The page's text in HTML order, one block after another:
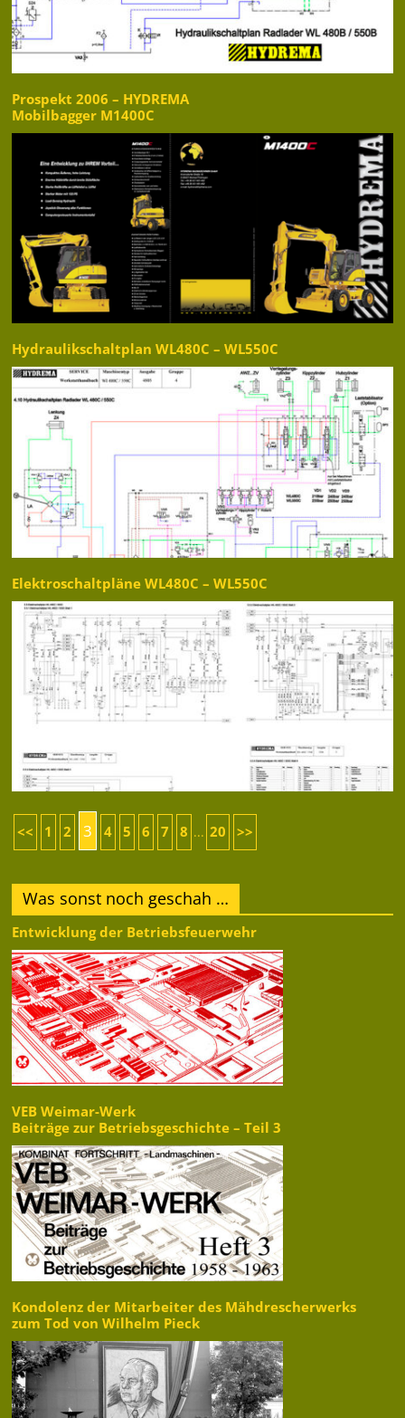
Prospekt 2006 – HYDREMA
Mobilbagger M1400C
Hydraulikschaltplan WL480C – WL550C
Elektroschaltpläne WL480C – WL550C
<< 1 2 3 4 5 6 7 8 ... 20 >>
Was sonst noch geschah …
Entwicklung der Betriebsfeuerwehr
VEB Weimar-Werk
Beiträge zur Betriebsgeschichte – Teil 3
Kondolenz der Mitarbeiter des Mähdrescherwerks
zum Tod von Wilhelm Pieck